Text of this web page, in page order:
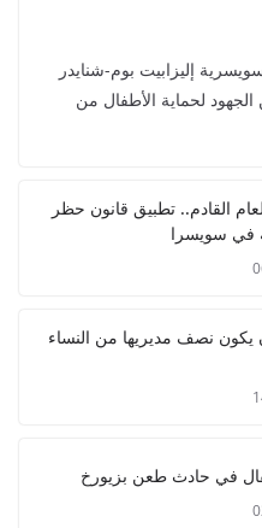
إليزابيت بوم-شنايدر
الجهود لحماية الأطفال من
القادم.. تطبيق قانون حظر
في سويسرا
يكون نصف مديريها من النساء